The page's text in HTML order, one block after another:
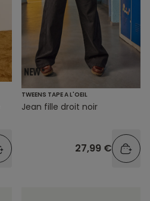
TWEENS TAPE A L'OEIL
Jean fille droit noir
27,99 €